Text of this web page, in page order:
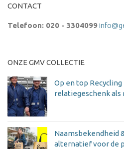
CONTACT
Telefoon: 020 - 3304099
ONZE GMV COLLECTIE
Op en top
relatiegeschenk als
Naamsbekendheid
alternatief voor de